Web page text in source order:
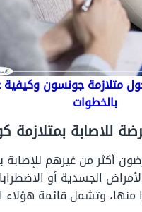
متلازمة جونسون وكيفية
بالخطوات
للاصابة بمتلازمة
أكثر من غيرهم للإصابة
الجسدية أو
منها، وتشمل قائمة